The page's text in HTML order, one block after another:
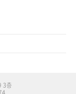
3층